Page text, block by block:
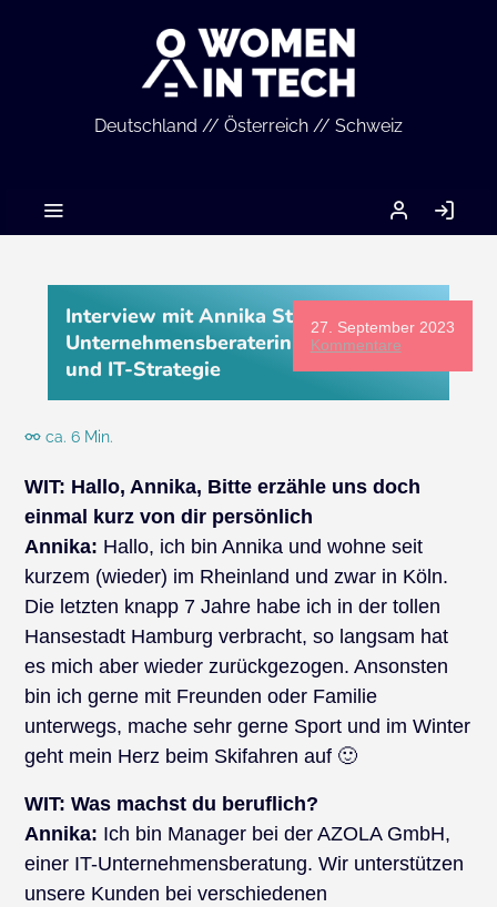
Deutschland // Österreich // Schweiz
MEIN
ACCOUNT
27. September 2023
Kommentare
Interview mit Annika Sturm,
Unternehmensberaterin IT-Sicherheit
und IT-Strategie
ca. 6 Min.
WIT: Hallo, Annika, Bitte erzähle uns doch
einmal kurz von dir persönlich
Annika: Hallo, ich bin Annika und wohne seit
kurzem (wieder) im Rheinland und zwar in Köln.
Die letzten knapp 7 Jahre habe ich in der tollen
Hansestadt Hamburg verbracht, so langsam hat
es mich aber wieder zurückgezogen. Ansonsten
bin ich gerne mit Freunden oder Familie
unterwegs, mache sehr gerne Sport und im Winter
geht mein Herz beim Skifahren auf 🙂
WIT: Was machst du beruflich?
Annika: Ich bin Manager bei der AZOLA GmbH,
einer IT-Unternehmensberatung. Wir unterstützen
unsere Kunden bei verschiedenen